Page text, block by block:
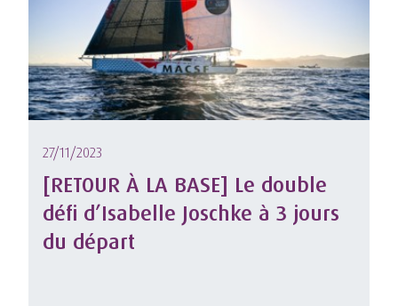
27/11/2023
[RETOUR À LA BASE] Le double
défi d’Isabelle Joschke à 3 jours
du départ